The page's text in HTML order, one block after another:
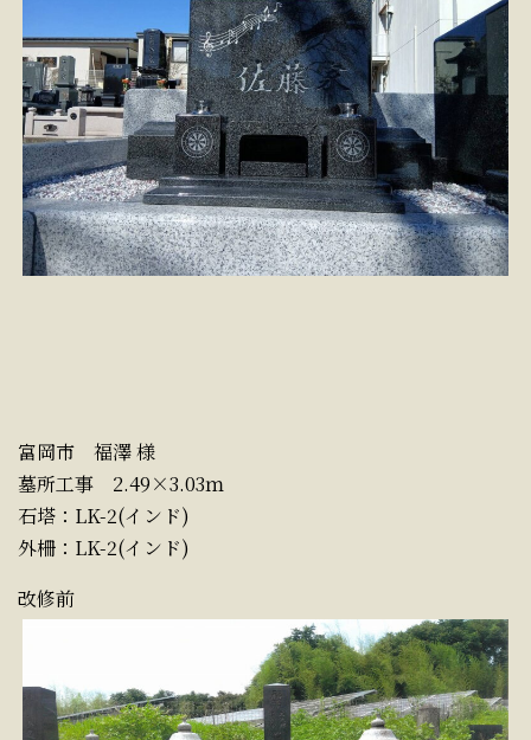
富岡市 福澤 様
墓所工事 2.49×3.03ｍ
石塔：LK-2(インド)
外柵：LK-2(インド)
改修前